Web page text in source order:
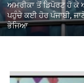
ਅਮਰੀਕਾ ਤੋਂ ਡਿਪੋਰਟ ਹੋ
ਪਹੁੰਚੇ ਕਈ ਹੋਰ ਪੰਜਾਬੀ,
ਭੇਜਿਆ